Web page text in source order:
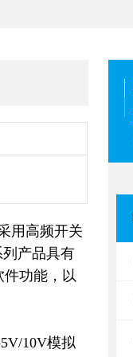
用高频开关
产品具有
功能，以
10V模拟